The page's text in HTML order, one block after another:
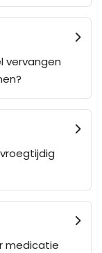
vervangen
medicatie